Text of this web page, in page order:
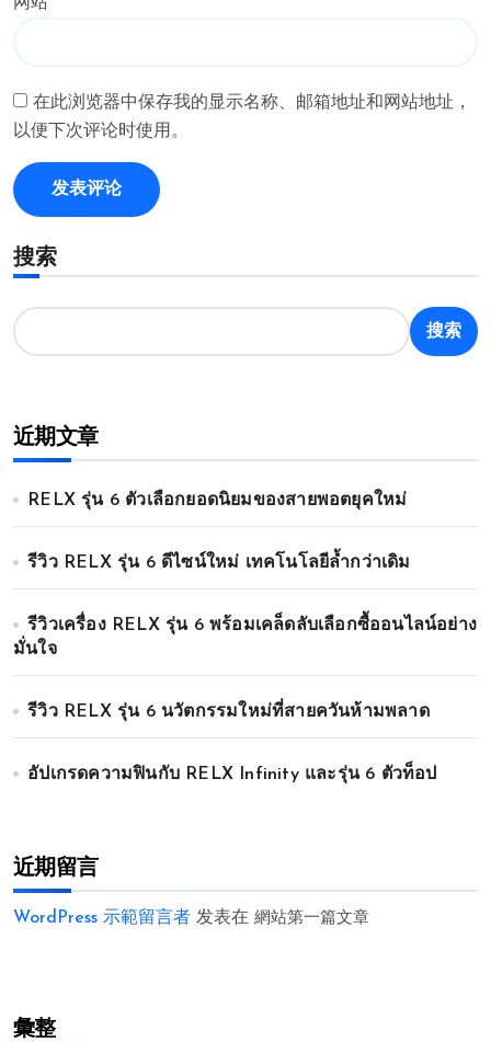
在此浏览器中保存我的显示名称、邮箱地址和网站地址，
以便下次评论时使用。
搜索
搜索
近期文章
RELX รุ่น 6 ตัวเลือกยอดนิยมของสายพอตยุคใหม่
รีวิว RELX รุ่น 6 ดีไซน์ใหม่ เทคโนโลยีล้ำกว่าเดิม
รีวิวเครื่อง RELX รุ่น 6 พร้อมเคล็ดลับเลือกซื้ออนไลน์อย่าง
มั่นใจ
รีวิว RELX รุ่น 6 นวัตกรรมใหม่ที่สายควันห้ามพลาด
อัปเกรดความฟินกับ RELX Infinity และรุ่น 6 ตัวท็อป
近期留言
WordPress 示範留言者 发表在 網站第一篇文章
彙整